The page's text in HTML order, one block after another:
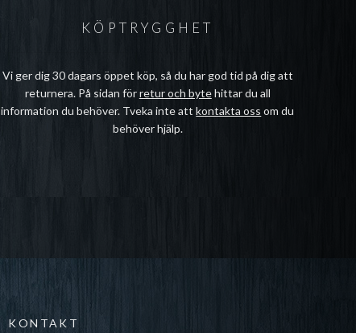
KÖPTRYGGHET
Vi ger dig 30 dagars öppet köp, så du har god tid på dig att
returnera. På sidan förretur och bytehittar du all
information du behöver. Tveka inte attkontakta oss om du
behöver hjälp.
KONTAKT